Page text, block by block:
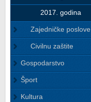
2017. godina
Zajedničke poslove
Civilnu zaštite
Gospodarstvo
Šport
Kultura